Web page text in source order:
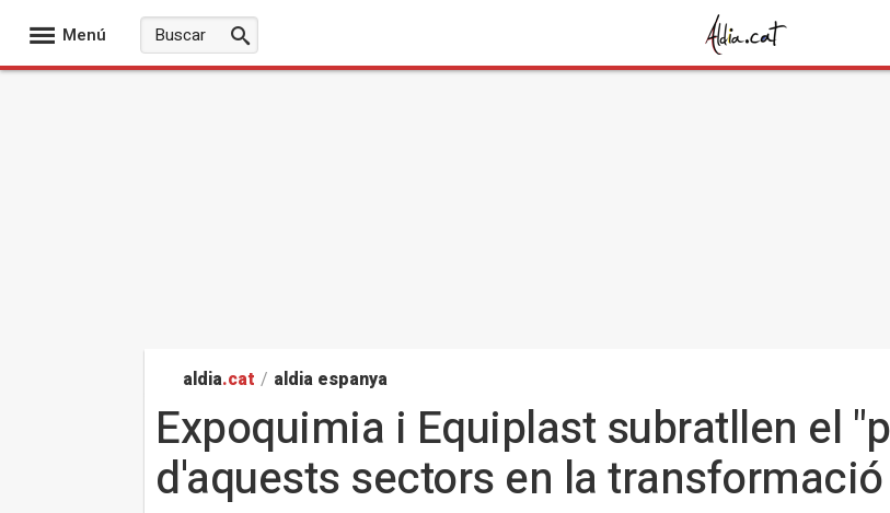
Menú
aldia.cat / aldia espanya
Expoquimia i Equiplast subratllen el
d'aquests sectors en la